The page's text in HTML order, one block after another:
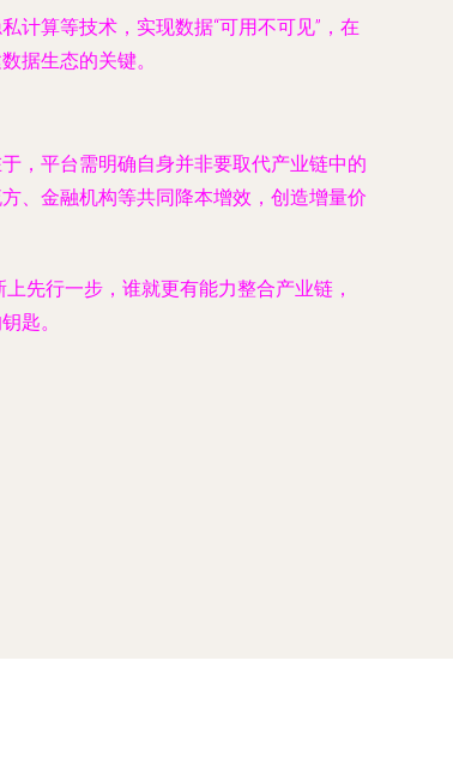
计算等技术，实现数据“可用不可见”，在
据生态的关键。
，平台需明确自身并非要取代产业链中的
、金融机构等共同降本增效，创造增量价
先行一步，谁就更有能力整合产业链，
匙。